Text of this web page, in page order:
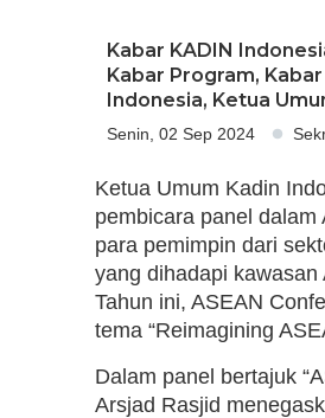
Kabar KADIN
Kabar Program,
Indonesia, Ketua
Senin, 02 Sep 2024
Ketua Umum Kadin
pembicara panel
para pemimpin dari
yang dihadapi
Tahun ini, ASEAN
tema “Reimagining
Dalam panel bertajuk
Arsjad Rasjid